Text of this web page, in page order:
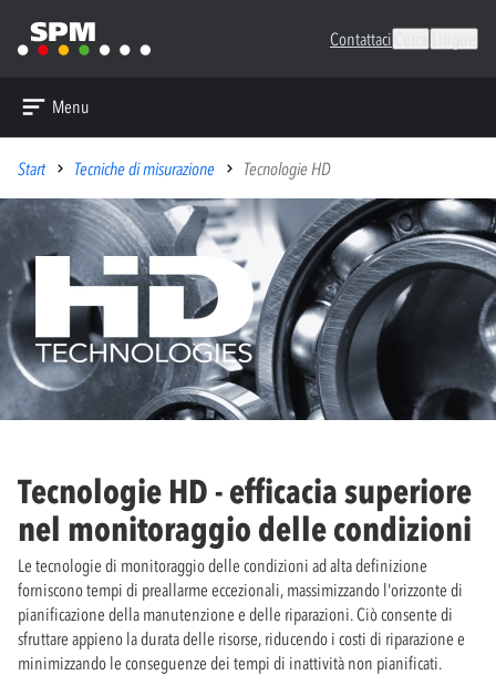
Contattaci
Menu
Start Tecniche di misurazione Tecnologie HD
Tecnologie HD - efficacia superiore
nel monitoraggio delle condizioni
Le tecnologie di monitoraggio delle condizioni ad alta definizione
forniscono tempi di preallarme eccezionali, massimizzando l'orizzonte di
pianificazione della manutenzione e delle riparazioni. Ciò consente di
sfruttare appieno la durata delle risorse, riducendo i costi di riparazione e
minimizzando le conseguenze dei tempi di inattività non pianificati.